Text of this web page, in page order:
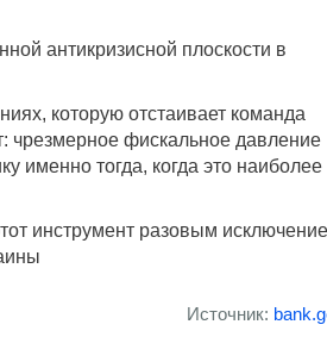
антикризисной плоскости в
которую отстаивает команда
чрезмерное фискальное давление
именно тогда, когда это наиболее
инструмент разовым
Источник: